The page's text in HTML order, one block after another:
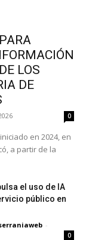
LOS
DE
0
en 2024, en
a partir de la
el uso de IA
público en
-
0